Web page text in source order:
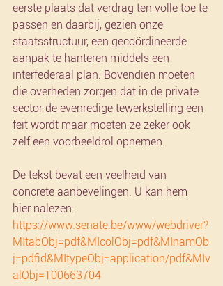
eerste plaats dat verdrag ten volle toe te
passen en daarbij, gezien onze
staatsstructuur, een gecoördineerde
aanpak te hanteren middels een
interfederaal plan. Bovendien moeten
die overheden zorgen dat in de private
sector de evenredige tewerkstelling een
feit wordt maar moeten ze zeker ook
zelf een voorbeeldrol opnemen.
De tekst bevat een veelheid van
concrete aanbevelingen. U kan hem
hier nalezen:
https://www.senate.be/www/webdriver?
MItabObj=pdf&MIcolObj=pdf&MInamOb
j=pdfid&MItypeObj=application/pdf&MIv
alObj=100663704